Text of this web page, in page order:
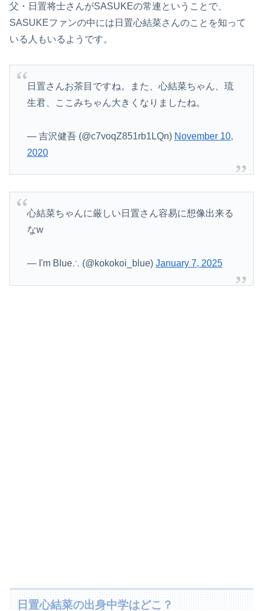
父・日置将士さんがSASUKEの常連ということで、
SASUKEファンの中には日置心結菜さんのことを知って
いる人もいるようです。
日置さんお茶目ですね。また、心結菜ちゃん、琉
生君、ここみちゃん大きくなりましたね。
— 吉沢健吾 (@c7voqZ851rb1LQn) November 10,
2020
心結菜ちゃんに厳しい日置さん容易に想像出来る
なw
— I'm Blue∴ (@kokokoi_blue) January 7, 2025
日置心結菜の出身中学はどこ？